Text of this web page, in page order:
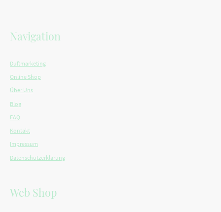
Navigation
Duftmarketing
Online Shop
Über Uns
Blog
FAQ
Kontakt
Impressum
Datenschutzerklärung
Web Shop